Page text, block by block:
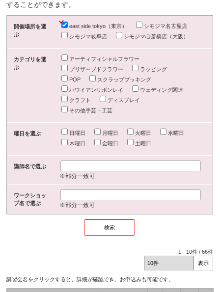
することができます。
開催場所を選
ぶ
east side tokyo（東京）
シモジマ名古屋店
シモジマ岐阜店
シモジマ心斎橋店（大阪）
カテゴリを選
ぶ
アーティフィシャルフラワー
プリザーブドフラワー
ラッピング
POP
スクラップブッキング
ハワイアンリボンレイ
ウェディング関連
クラフト
ディスプレイ
その他手芸・工芸
曜日を選ぶ 日曜日 月曜日 火曜日
水曜日
木曜日
金曜日 土曜日
講師名で選ぶ
※部分一致可
ワークショッ
プ名で選ぶ
※部分一致可
1 - 10件 /66件
講習会名をクリックすると、詳細が確認でき、お申込みも可能です。